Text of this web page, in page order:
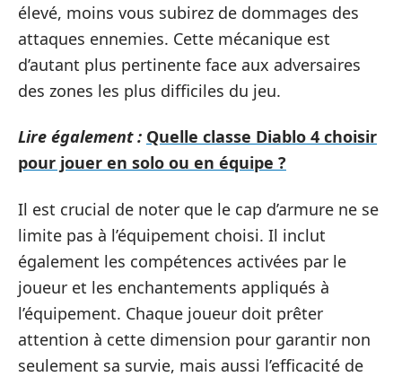
élevé, moins vous subirez de dommages des
attaques ennemies. Cette mécanique est
d’autant plus pertinente face aux adversaires
des zones les plus difficiles du jeu.
Lire également : Quelle classe Diablo 4 choisir
pour jouer en solo ou en équipe ?
Il est crucial de noter que le cap d’armure ne se
limite pas à l’équipement choisi. Il inclut
également les compétences activées par le
joueur et les enchantements appliqués à
l’équipement. Chaque joueur doit prêter
attention à cette dimension pour garantir non
seulement sa survie, mais aussi l’efficacité de